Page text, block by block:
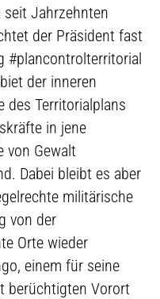
seit Jahrzehnten
der Präsident fast
#plancontrolterritorial
der inneren
des Territorialplans
in jene
von Gewalt
Dabei bleibt es aber
militärische
von der
Orte wieder
einem für seine
berüchtigten Vorort